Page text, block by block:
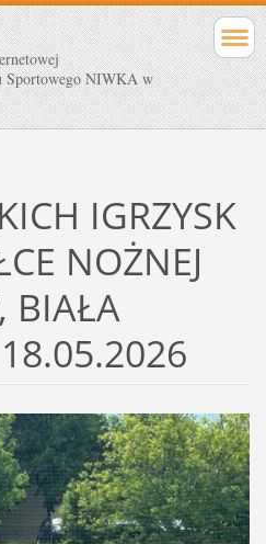
Sportowego NIWKA w
IGRZYSK
NOŻNEJ
BIAŁA